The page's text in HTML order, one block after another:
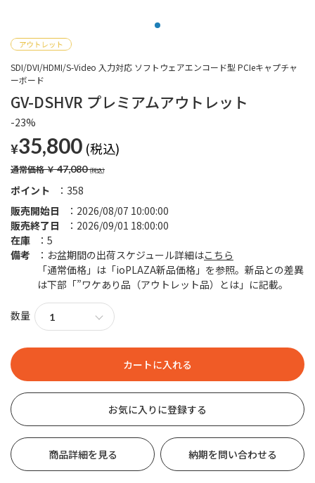
GV-DSHVR プレミアムアウトレット
SDI/DVI/HDMI/S-Video 入力対応 ソフトウェアエンコード型 PCIeキャプチャ
ーボード
-23%
¥35,800
通常価格￥47,080
販売開始日
2026/08/07 10:00:00
販売終了日
2026/09/01 18:00:00
ポイント 358
在庫
5
備考
お盆期間の出荷スケジュール詳細はこちら
「通常価格」は「ioPLAZA新品価格」を参照。新品との差異
は下部「”ワケあり品（アウトレット品）とは」に記載。
数量
お気に入りに登録する
商品詳細を見る 納期を問い合わせる